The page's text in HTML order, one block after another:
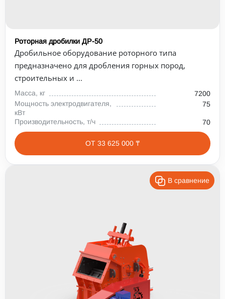
Роторная дробилки ДР-50
Дробильное оборудование роторного типа
предназначено для дробления горных пород,
строительных и ...
Масса, кг
7200
Мощность электродвигателя,
кВт
75
Производительность, т/ч 70
ОТ 33 625 000 ₸
В сравнение